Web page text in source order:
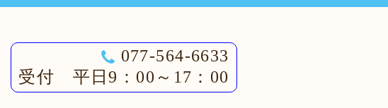
077-564-6633
受付 平日9：00～17：00